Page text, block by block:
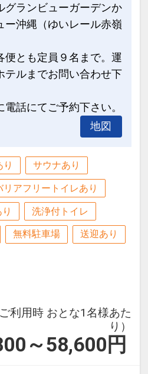
ク付（１階ラウンジ
００）
Ｋ！
不要
ス番号：DP-1-
グランビューガーデンか
ー沖縄（ゆいレール赤嶺
便とも定員９名まで。運
テルまでお問い合わせ下
話にてご予約下さい。
地図
サウナあり
リアフリートイレあり
洗浄付トイレ
無料駐車場 送迎あり
利用時 おとな1名様あた
り）
～58,600 円